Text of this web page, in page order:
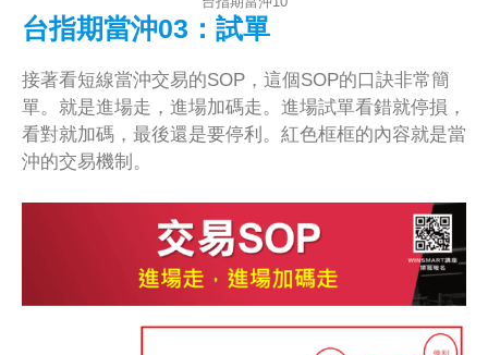
台指期當沖03：試單
接著看短線當沖交易的SOP，這個SOP的口訣非常簡
單。就是進場走，進場加碼走。進場試單看錯就停損，
看對就加碼，最後還是要停利。紅色框框的內容就是當
沖的交易機制。